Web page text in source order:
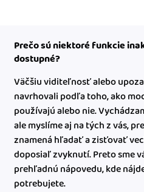
Prečo sú niektoré funkcie
dostupné?
Väčšiu viditeľnosť alebo
navrhovali podľa toho, ako
používajú alebo nie.
ale myslíme aj na tých z vás,
znamená hľadať a zisťovať
doposiaľ zvyknutí. Preto sme
prehľadnú nápovedu, kde
potrebujete.